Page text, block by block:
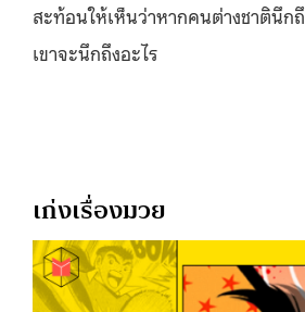
สะท้อนให้เห็นว่าหากคนต่างชาตินึก
เขาจะนึกถึงอะไร
เก่งเรื่องมวย